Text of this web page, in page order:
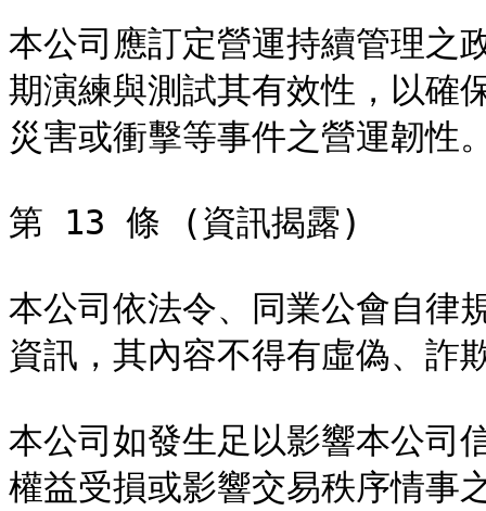
本公司應訂定營運持續管理之
期演練與測試其有效性，以確
災害或衝擊等事件之營運韌性
第 13 條 (資訊揭露)
本公司依法令、同業公會自律
資訊，其內容不得有虛偽、詐
本公司如發生足以影響本公司
權益受損或影響交易秩序情事